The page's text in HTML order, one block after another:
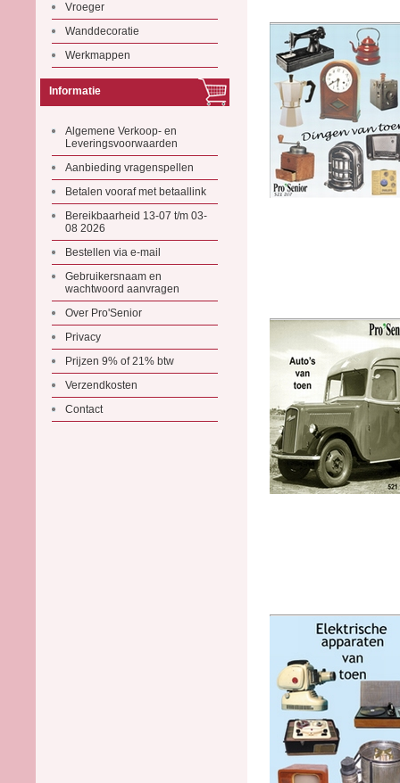
Vroeger
Wanddecoratie
Werkmappen
Informatie
Algemene Verkoop- en
Leveringsvoorwaarden
Aanbieding vragenspellen
Betalen vooraf met betaallink
Bereikbaarheid 13-07 t/m 03-
08 2026
Bestellen via e-mail
Gebruikersnaam en
wachtwoord aanvragen
Over Pro'Senior
Privacy
Prijzen 9% of 21% btw
Verzendkosten
Contact